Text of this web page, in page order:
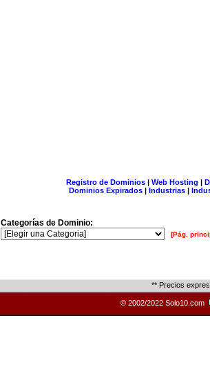
Registro de Dominios| Web Hosting |
Dominios Expirados | Industrias |
Categorías de Dominio:
[Pág.
** Precios
© 2002/2022 Solo10.com